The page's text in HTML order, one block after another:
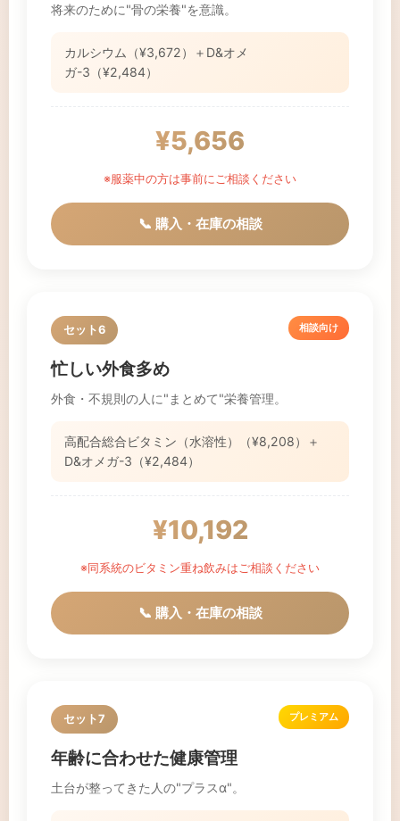
将来のために"骨の栄養"を意識。
カルシウム（¥3,672）＋D&オメ
ガ-3（¥2,484）
¥5,656
※服薬中の方は事前にご相談ください
📞 購入・在庫の相談
セット6 相談向け
忙しい外食多め
外食・不規則の人に"まとめて"栄養管理。
高配合総合ビタミン（水溶性）（¥8,208）＋
D&オメガ-3（¥2,484）
¥10,192
※同系統のビタミン重ね飲みはご相談ください
📞 購入・在庫の相談
セット7 プレミアム
年齢に合わせた健康管理
土台が整ってきた人の"プラスα"。